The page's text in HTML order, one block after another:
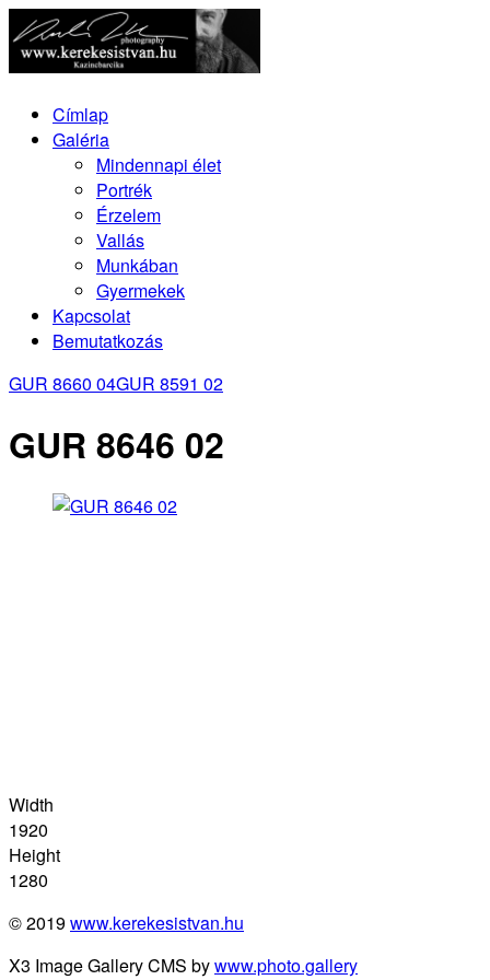
Címlap
Galéria
Mindennapi élet
Portrék
Érzelem
Vallás
Munkában
Gyermekek
Kapcsolat
Bemutatkozás
GUR 8660 04GUR 8591 02
GUR 8646 02
Width
1920
Height
1280
© 2019www.kerekesistvan.hu
X3 Image Gallery CMS bywww.photo.gallery